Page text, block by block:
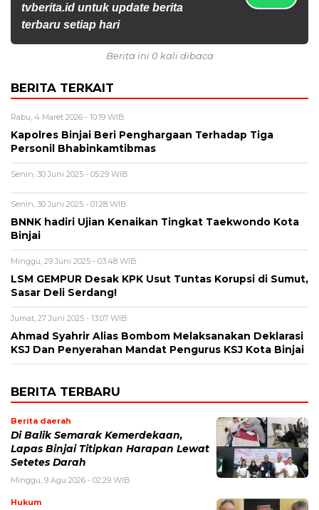
tvberita.id untuk update berita
terbaru setiap hari
Berita ini 0 kali dibaca
BERITA TERKAIT
Rabu, 4 Maret 2026 - 10:19 WIB
Kapolres Binjai Beri Penghargaan Terhadap Tiga
Personil Bhabinkamtibmas
Senin, 30 Juni 2025 - 05:29 WIB
Senin, 30 Juni 2025 - 01:28 WIB
BNNK hadiri Ujian Kenaikan Tingkat Taekwondo Kota
Binjai
Minggu, 29 Juni 2025 - 03:48 WIB
LSM GEMPUR Desak KPK Usut Tuntas Korupsi di Sumut,
Sasar Deli Serdang!
Jumat, 27 Juni 2025 - 13:07 WIB
Ahmad Syahrir Alias Bombom Melaksanakan Deklarasi
KSJ Dan Penyerahan Mandat Pengurus KSJ Kota Binjai
BERITA TERBARU
Berita daerah
Di Balik Semarak Kemerdekaan,
Lapas Binjai Titipkan Harapan Lewat
Setetes Darah
Minggu, 9 Agu 2026 - 02:29 WIB
Hukum